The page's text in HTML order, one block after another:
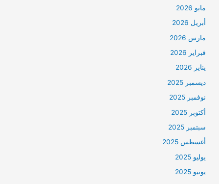
مايو 2026
أبريل 2026
مارس 2026
فبراير 2026
يناير 2026
ديسمبر 2025
نوفمبر 2025
أكتوبر 2025
سبتمبر 2025
أغسطس 2025
يوليو 2025
يونيو 2025